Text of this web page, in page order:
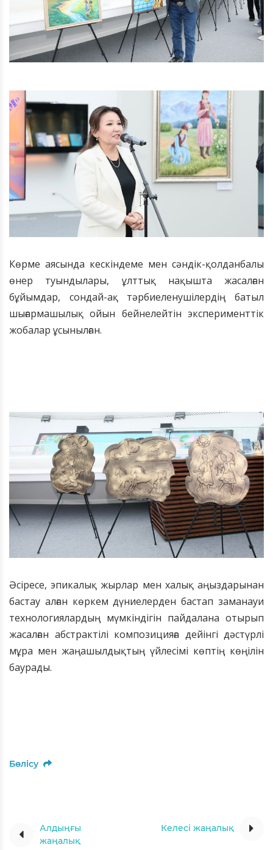
Көрме аясында кескіндеме мен сәндік-қолданбалы
өнер туындылары, ұлттық нақышта жасалған
бұйымдар, сондай-ақ тәрбиеленушілердің батыл
шығармашылық ойын бейнелейтін эксперименттік
жобалар ұсынылған.
Әсіресе, эпикалық жырлар мен халық аңыздарынан
бастау алған көркем дүниелерден бастап заманауи
технологиялардың мүмкіндігін пайдалана отырып
жасалған абстрактілі композицияға дейінгі дәстүрлі
мұра мен жаңашылдықтың үйлесімі көптің көңілін
баурады.
Бөлісу
Алдыңғы
жаңалық
Келесі жаңалық